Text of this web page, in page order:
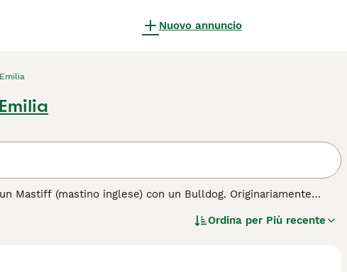
Nuovo annuncio
Mastiff (mastino inglese) con un Bulldog. Originariamente
sebbene vogliano sapere perché gli viene chiesto di fare
e le loro proprietà.
Ordina per Più recente